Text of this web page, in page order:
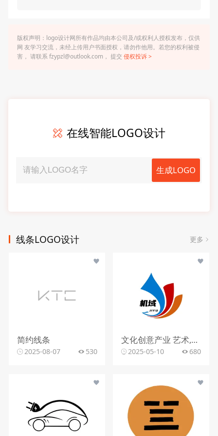
版权声明：logo设计网所有作品均由本公司及/或权利人授权发布，仅供
网 友学习交流，未经上传用户书面授权，请勿作他用。若您的权利被侵
害， 请联系 fzypzl@outlook.com， 提交 侵权投诉 >
在线智能LOGO设计
生成LOGO
线条LOGO设计 更多
简约线条
2025-08-07 530
文化创意产业 艺术,抽象,色彩 该logo设计以简洁而富有创意的方式呈现。图形部分由几个抽象的色块组成，蓝色、红色和橙色的渐变 色块相互交织，形成一种动感和流畅的视觉效果，仿佛是艺术创作中的笔触或流动的线条。整体造型简 洁明了，却又富有变化和层次感，展现出一种现代感和时尚感，给人留下深刻的印象。
2025-05-10 680